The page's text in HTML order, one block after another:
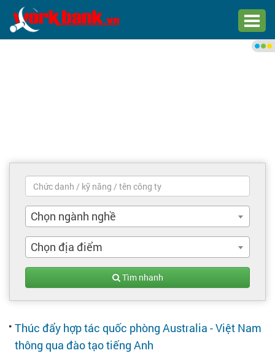
Trang chủ
Việc làm mới nhất
Tìm việc làm
Chọn ngành nghề
Chọn địa điểm
Tìm nhanh
Thúc đẩy hợp tác quốc phòng Australia - Việt Nam
thông qua đào tạo tiếng Anh